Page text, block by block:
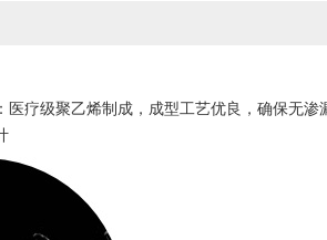
疗级聚乙烯制成，成型工艺优良，确保无